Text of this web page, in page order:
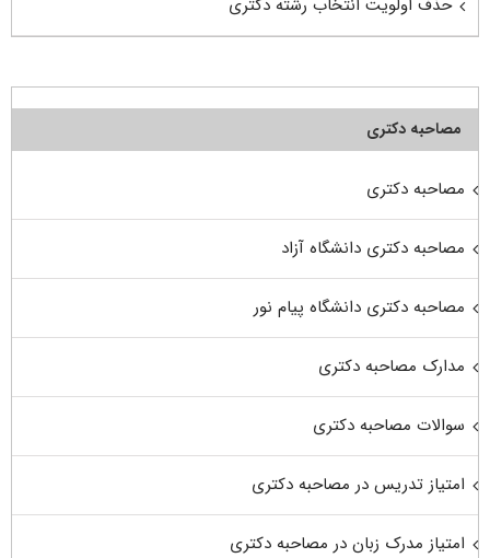
حذف اولویت انتخاب رشته دکتری
مصاحبه دکتری
مصاحبه دکتری
مصاحبه دکتری دانشگاه آزاد
مصاحبه دکتری دانشگاه پیام نور
مدارک مصاحبه دکتری
سوالات مصاحبه دکتری
امتیاز تدریس در مصاحبه دکتری
امتیاز مدرک زبان در مصاحبه دکتری